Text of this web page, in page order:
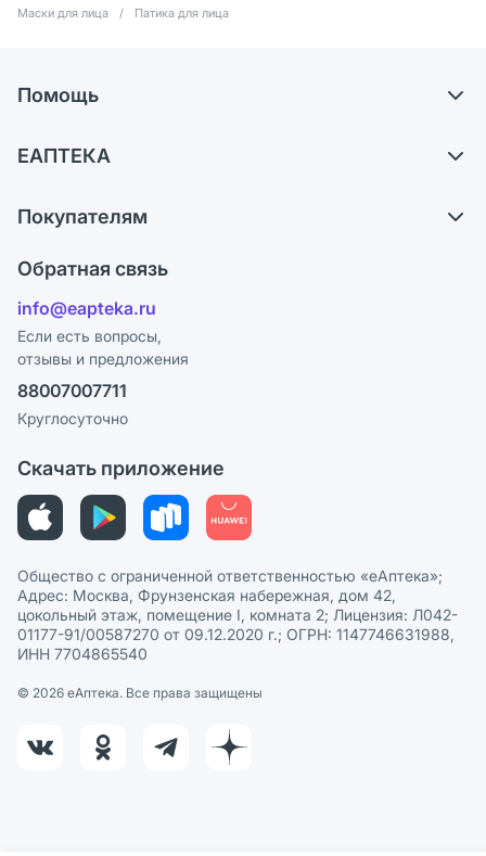
Маски для лица
/ Патика для лица
Помощь
Самовывоз из аптек
Ответы на вопросы
Блог
ЕАПТЕКА
Карьера
Поставщики
Лицензия
Реклама на сайте
Ваши товары на ЕАПТЕКЕ
Покупателям
Программа СберСпасибо
Политика конфиденциальности
Пользовательское соглашение
Политика рекомендаций
Этика и соответствие
Политика в отношении обработки персональных данных
Обратная связь
info@eapteka.ru
Если есть вопросы,
отзывы и предложения
88007007711
Круглосуточно
Скачать приложение
Общество с ограниченной ответственностью «еАптека»;
Адрес: Москва, Фрунзенская набережная, дом 42,
цокольный этаж, помещение I, комната 2; Лицензия: Л042-
01177-91/00587270 от 09.12.2020 г.; ОГРН: 1147746631988,
ИНН 7704865540
© 2026 eАптека. Все права защищены